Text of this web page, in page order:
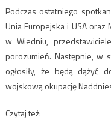
Podczas ostatniego
Unia Europejska i USA oraz
w Wiedniu,
porozumień. Następnie, w
ogłosiły, że będą dążyć
wojskową okupację
Czytaj też: